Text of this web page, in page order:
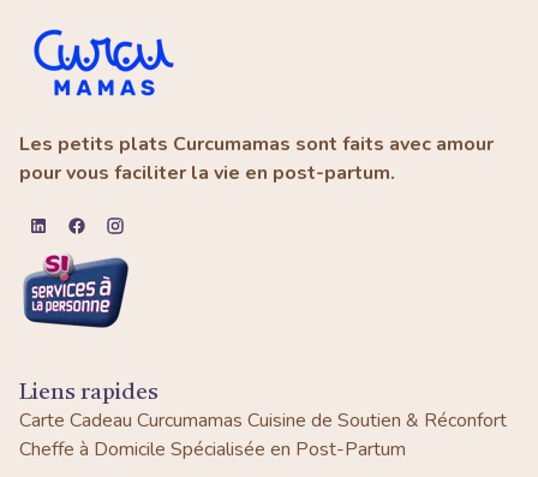
Les petits plats Curcumamas sont faits avec amour
pour vous faciliter la vie en post-partum.
Liens rapides
Carte Cadeau Curcumamas Cuisine de Soutien & Réconfort
Cheffe à Domicile Spécialisée en Post-Partum